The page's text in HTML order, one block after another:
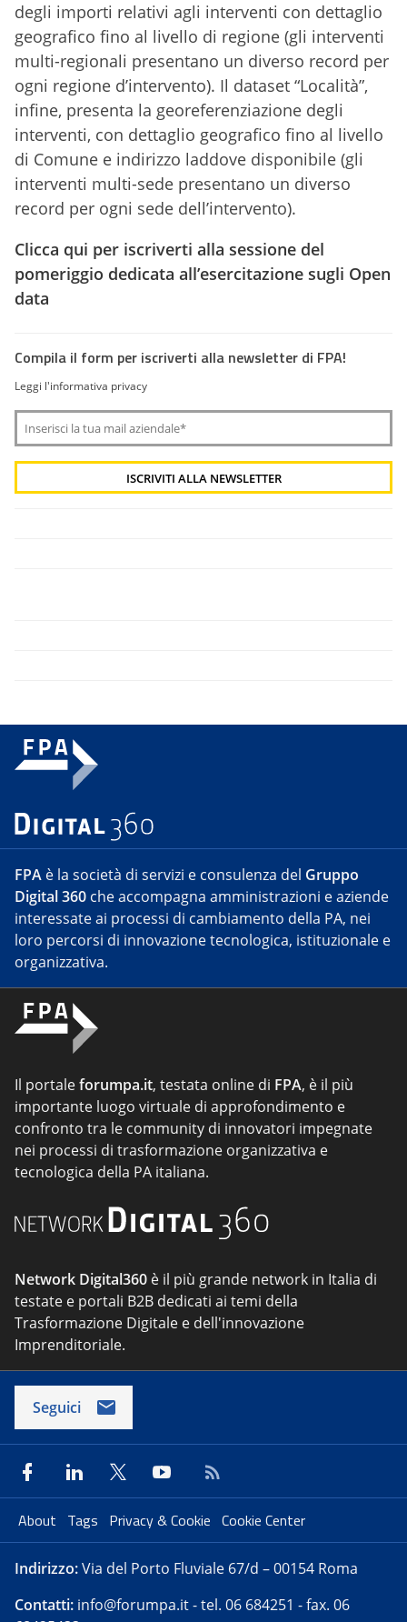
degli importi relativi agli interventi con dettaglio
geografico fino al livello di regione (gli interventi
multi-regionali presentano un diverso record per
ogni regione d’intervento). Il dataset “Località”,
infine, presenta la georeferenziazione degli
interventi, con dettaglio geografico fino al livello
di Comune e indirizzo laddove disponibile (gli
interventi multi-sede presentano un diverso
record per ogni sede dell’intervento).
Clicca qui per iscriverti alla sessione del
pomeriggio dedicata all’esercitazione sugli Open
data
Compila il form per iscriverti alla newsletter di FPA!
Leggi l'informativa privacy
FPA è la società di servizi e consulenza del Gruppo
Digital 360 che accompagna amministrazioni e aziende
interessate ai processi di cambiamento della PA, nei
loro percorsi di innovazione tecnologica, istituzionale e
organizzativa.
Il portaleforumpa.it, testata online di FPA, è il più
importante luogo virtuale di approfondimento e
confronto tra le community di innovatori impegnate
nei processi di trasformazione organizzativa e
tecnologica della PA italiana.
Network Digital360 è il più grande network in Italia di
testate e portali B2B dedicati ai temi della
Trasformazione Digitale e dell'innovazione
Imprenditoriale.
Seguici
About Tags Privacy & Cookie Cookie Center
Indirizzo:Via del Porto Fluviale 67/d – 00154 Roma
Contatti: info@forumpa.it- tel. 06 684251 - fax. 06